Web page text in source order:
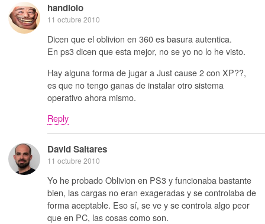
handlolo
11 octubre 2010
Dicen que el oblivion en 360 es basura autentica.
En ps3 dicen que esta mejor, no se yo no lo he visto.
Hay alguna forma de jugar a Just cause 2 con XP??,
es que no tengo ganas de instalar otro sistema
operativo ahora mismo.
Reply
David Saltares
11 octubre 2010
Yo he probado Oblivion en PS3 y funcionaba bastante
bien, las cargas no eran exageradas y se controlaba de
forma aceptable. Eso sí, se ve y se controla algo peor
que en PC, las cosas como son.